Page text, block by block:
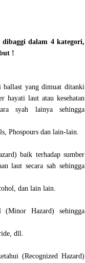
dalam 4 kategori,
!
ballast yang dimuat ditanki
hayati laut atau kesehatan
syah lainya sehingga
Phospours dan lain-lain.
baik terhadap sumber
laut secara sah sehingga
dan lain lain.
Hazard) sehingga
dll.
(Recognized Hazard)